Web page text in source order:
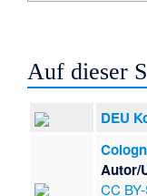
Auf dieser
DEU
Autor/
CC